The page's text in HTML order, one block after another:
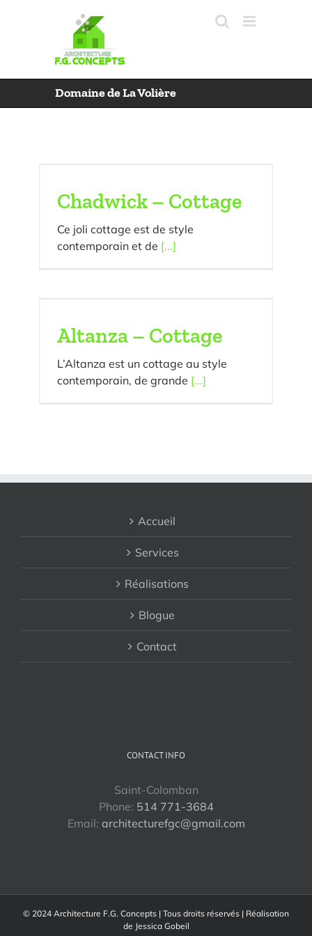
Domaine de La Volière
Chadwick – Cottage
Ce joli cottage est de style
contemporain et de [...]
Altanza – Cottage
L’Altanza est un cottage au style
contemporain, de grande [...]
Accueil
Services
Réalisations
Blogue
Contact
CONTACT INFO
Saint-Colomban
Phone: 514 771-3684
Email: architecturefgc@gmail.com
© 2024 Architecture F.G. Concepts | Tous droits réservés | Réalisation
de Jessica Gobeil